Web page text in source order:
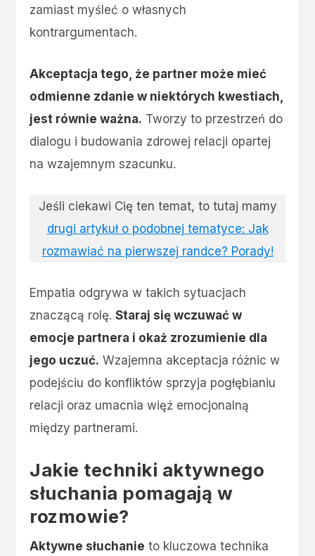
zamiast myśleć o własnych
kontrargumentach.
Akceptacja tego, że partner może mieć
odmienne zdanie w niektórych kwestiach,
jest równie ważna. Tworzy to przestrzeń do
dialogu i budowania zdrowej relacji opartej
na wzajemnym szacunku.
Jeśli ciekawi Cię ten temat, to tutaj mamy
drugi artykuł o podobnej tematyce: Jak
rozmawiać na pierwszej randce? Porady!
Empatia odgrywa w takich sytuacjach
znaczącą rolę.Staraj się wczuwać w
emocje partnera i okaż zrozumienie dla
jego uczuć. Wzajemna akceptacja różnic w
podejściu do konfliktów sprzyja pogłębianiu
relacji oraz umacnia więź emocjonalną
między partnerami.
Jakie techniki aktywnego
słuchania pomagają w
rozmowie?
Aktywne słuchanie to kluczowa technika